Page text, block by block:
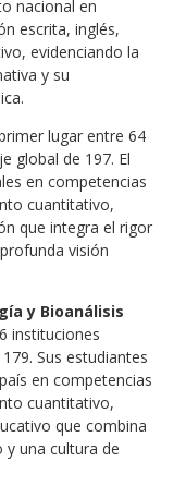
nacional en
escrita, inglés,
evidenciando la
y su
lugar entre 64
global de 197. El
en competencias
cuantitativo,
que integra el rigor
visión
y Bioanálisis
instituciones
Sus estudiantes
en competencias
cuantitativo,
que combina
una cultura de